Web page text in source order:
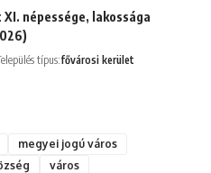
XI. népessége, lakossága
típus:fővárosi kerület
megyei jogú város
város